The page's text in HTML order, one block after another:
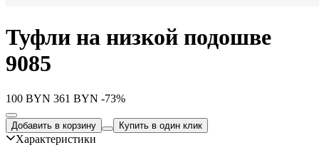
Туфли на низкой подошве
9085
100 BYN 361 BYN -73%
Добавить в корзину Купить в один клик
Характеристики